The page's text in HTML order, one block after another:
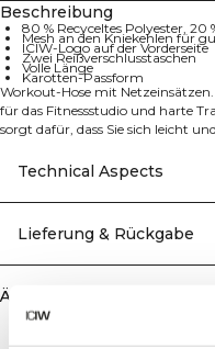
Beschreibung
80 % Recyceltes Polyester, 20
Mesh an den Kniekehlen für
ICIW-Logo auf der Vorderseite
Zwei Reißverschlusstaschen
Volle Länge
Karotten-Passform
Workout-Hose mit
für das Fitnessstudio und harte
sorgt dafür, dass Sie sich leicht
Taillierte Passform mit
Kniekehlen für gute Belüftung.
Reißverschlusstaschen. Volle
Technical Aspects
Lieferung & Rückgabe
Ähnliche Produkte